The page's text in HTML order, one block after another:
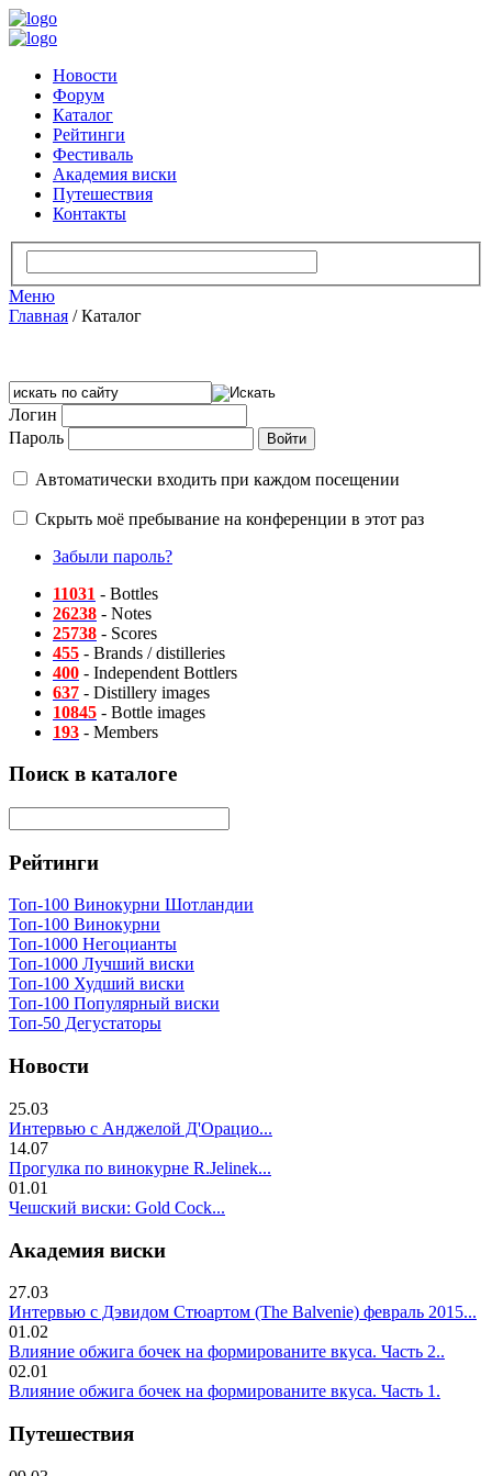
Новости
Форум
Каталог
Рейтинги
Фестиваль
Академия виски
Путешествия
Контакты
Меню
Главная /Каталог
Логин
Пароль
Автоматически входить при каждом посещении
Скрыть моё пребывание на конференции в этот раз
Забыли пароль?
11031 - Bottles
26238 - Notes
25738 - Scores
455 - Brands / distilleries
400 - Independent Bottlers
637 - Distillery images
10845 - Bottle images
193 - Members
Поиск в каталоге
Рейтинги
Топ-100 Винокурни Шотландии
Топ-100 Винокурни
Топ-1000 Негоцианты
Топ-1000 Лучший виски
Топ-100 Худший виски
Топ-100 Популярный виски
Топ-50 Дегустаторы
Новости
25.03
Интервью с Анджелой Д'Орацио...
14.07
Прогулка по винокурне R.Jelinek...
01.01
Чешский виски: Gold Cock...
Академия виски
27.03
Интервью с Дэвидом Стюартом (The Balvenie) февраль 2015...
01.02
Влияние обжига бочек на формированите вкуса. Часть 2..
02.01
Влияние обжига бочек на формированите вкуса. Часть 1.
Путешествия